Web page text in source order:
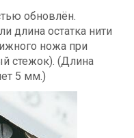
обновлён.
длина остатка нити
ножа при
стежок). (Длина
5 мм.)